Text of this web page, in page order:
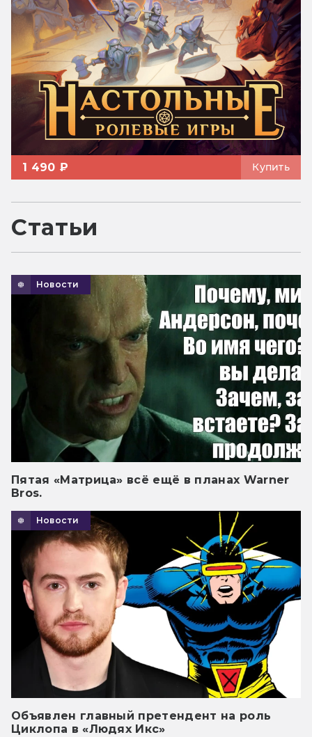
1 490 ₽ Купить
Статьи
Новости
Пятая «Матрица» всё ещё в планах Warner
Bros.
Новости
Объявлен главный претендент на роль
Циклопа в «Людях Икс»